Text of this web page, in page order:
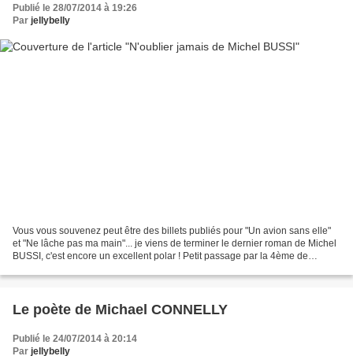
Publié le 28/07/2014 à 19:26
Par jellybelly
Vous vous souvenez peut être des billets publiés pour "Un avion sans elle"
et "Ne lâche pas ma main"... je viens de terminer le dernier roman de Michel
BUSSI, c'est encore un excellent polar ! Petit passage par la 4ème de
Le poète de Michael CONNELLY
Publié le 24/07/2014 à 20:14
Par jellybelly